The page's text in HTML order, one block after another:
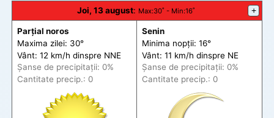
Joi, 13 august: Max:30˚ - Min:16˚ +
Parțial noros
Maxima zilei: 30°
Vânt: 12 km/h dinspre NNE
Șanse de precipitații: 0%
Cantitate precip.: 0
Senin
Minima nopții: 16°
Vânt: 11 km/h dinspre NE
Șanse de precipitații: 0%
Cantitate precip.: 0